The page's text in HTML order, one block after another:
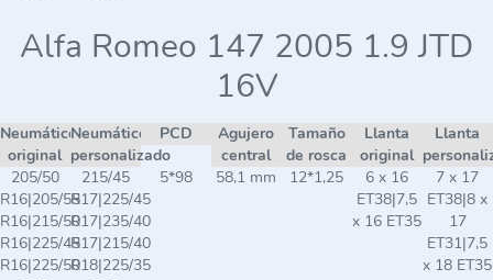
Alfa Romeo 147 2005 1.9 JTD
16V
Neumático
original
Neumático
personalizado
PCD
Agujero
central
Tamaño
de rosca
Llanta
original
Llanta
205/50
R16|205/55
R16|215/50
R16|225/45
R16|225/50
215/45
R17|225/45
R17|235/40
R17|215/40
R18|225/35
5*98 58,1 mm 12*1,25
6 x 16
ET38|7,5
x 16 ET35
7 x 17
ET38|8 x
17
ET31|7,5
x 18 ET35